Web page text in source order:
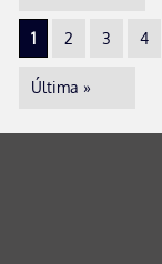
1 2 3 4
Última »